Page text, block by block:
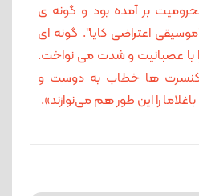
بر آمده بود و گونه ی‌
اعتراضی کایا". گونه ای
با عصبانیت و شدت می نواخت.
کنسرت ها خطاب به دوست و
را این طور هم می‌نوازند».